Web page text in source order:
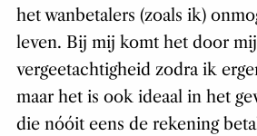
het wanbetalers (zoals ik)
leven. Bij mij komt het door
vergeetachtigheid zodra ik
maar het is ook ideaal in het
die nóóit eens de rekening